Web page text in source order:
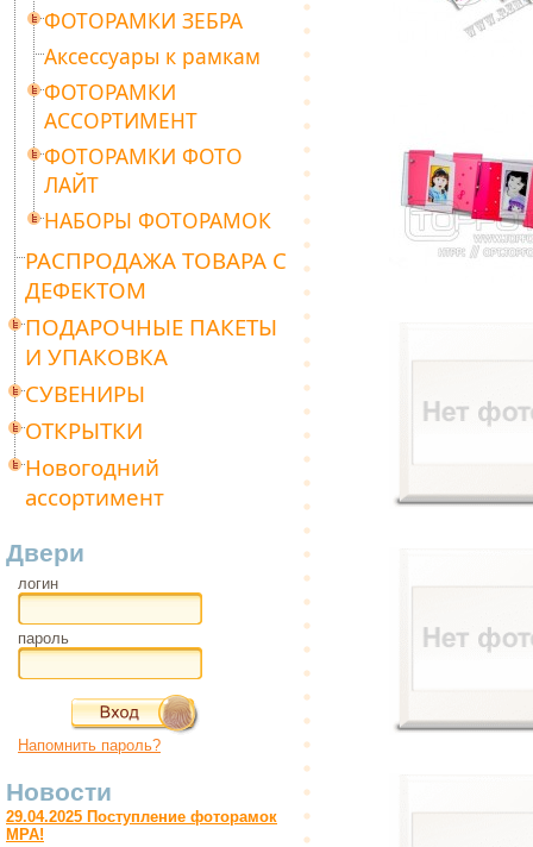
ФОТОРАМКИ ЗЕБРА
Аксессуары к рамкам
ФОТОРАМКИ
АССОРТИМЕНТ
ФОТОРАМКИ ФОТО
ЛАЙТ
НАБОРЫ ФОТОРАМОК
РАСПРОДАЖА ТОВАРА С
ДЕФЕКТОМ
ПОДАРОЧНЫЕ ПАКЕТЫ
И УПАКОВКА
СУВЕНИРЫ
ОТКРЫТКИ
Новогодний
ассортимент
Двери
логин
пароль
Напомнить пароль?
Новости
29.04.2025 Поступление фоторамок
МРА!